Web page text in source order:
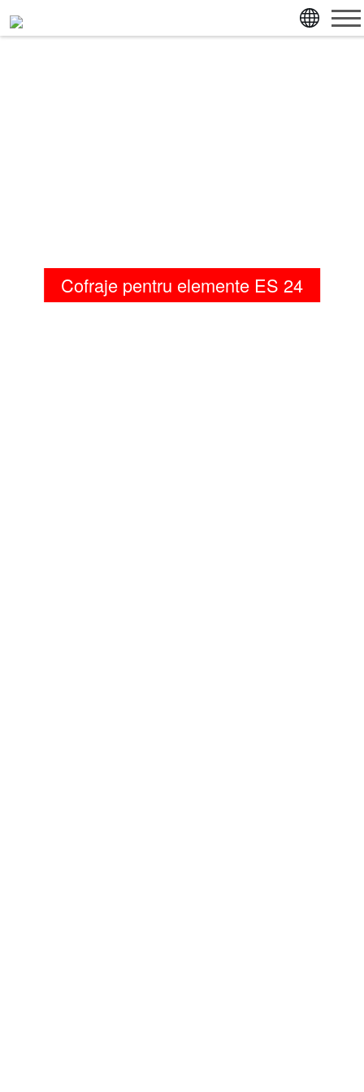
direct la conținutul paginii
direct la meniul principal
Cofraje pentru elemente ES 24